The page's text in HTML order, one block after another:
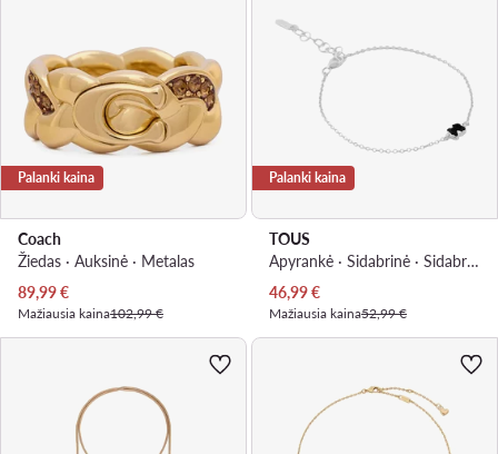
Palanki kaina
Coach
Žiedas · Auksinė · Metalas
Dabartinė kaina
89,99€
Mažiausia kaina102,99 €
Palanki kaina
TOUS
Apyrankė · Sidabrinė · Sidabras 925
Dabartinė kaina
46,99€
Mažiausia kaina52,99 €